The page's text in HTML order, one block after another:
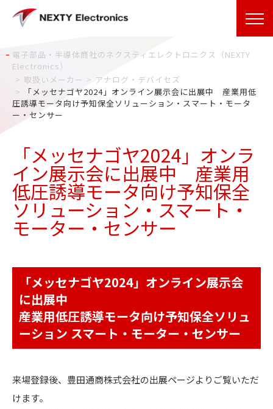
電子部品・半導体商社のネクスティエレクトロニクス（NEXTY
Electronics）
取扱いメーカー
アナログ・デバイセズ
「メッセナゴヤ2024」オンライン展示会に出展中 産業用低
圧誘導モータ向け予知保全ソリューション・スマート・モータ
ー・センサー
「メッセナゴヤ2024」オンラ
イン展示会に出展中 産業用
低圧誘導モータ向け予知保全
ソリューション・スマート・
モーター・センサー
「メッセナゴヤ2024」オンライン展示会
に出展中
産業用低圧誘導モータ向け予知保全ソリュ
ーション スマート・モーター・センサー
来場登録後、豊田通商株式会社の出展ページよりご覧いただ
けます。